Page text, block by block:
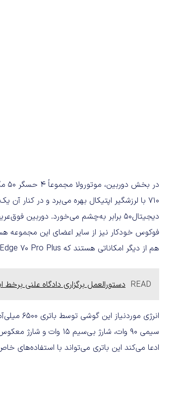
هم از دیگر امکاناتی هستند که Edge 70 Pro Plus ارائه می‌دهد.
READ دستورالعمل برگزاری دادگاه علنی برخط
انرژی
سیمی ۹۰ وات، شارژ
ادعا می‌کند این باتری می‌تواند با استفاده‌های خاص تا ۵۱ ساعت شارژدهی